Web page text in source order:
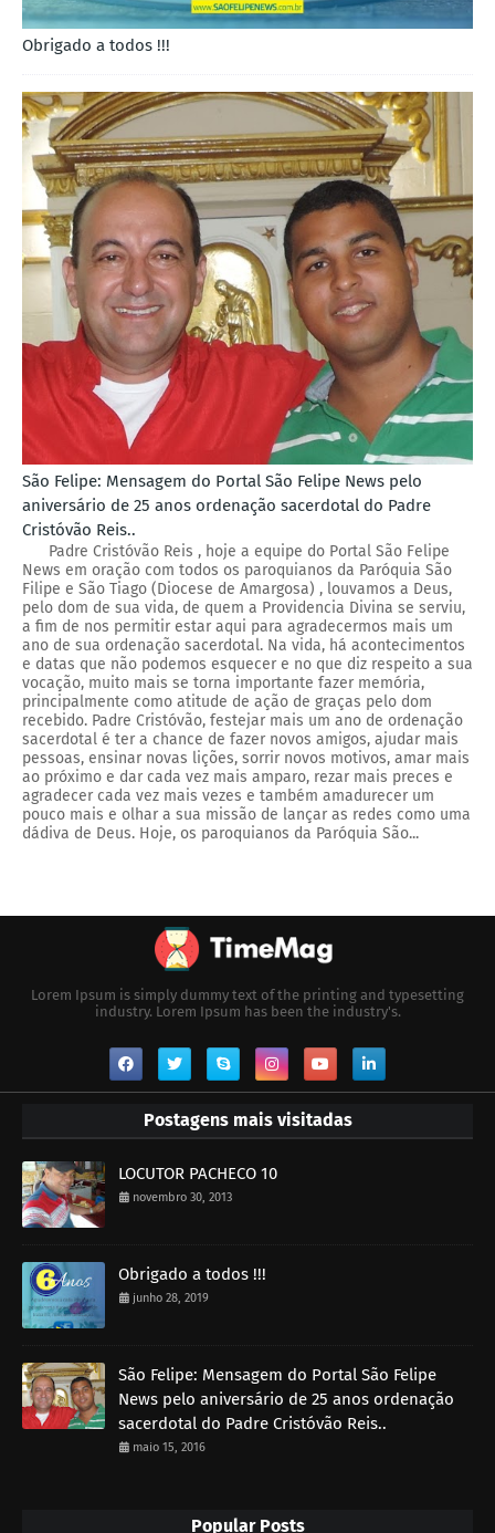
Obrigado a todos !!!
São Felipe: Mensagem do Portal São Felipe News pelo
aniversário de 25 anos ordenação sacerdotal do Padre
Cristóvão Reis..
Padre Cristóvão Reis , hoje a equipe do Portal São Felipe
News em oração com todos os paroquianos da Paróquia São
Filipe e São Tiago (Diocese de Amargosa) , louvamos a Deus,
pelo dom de sua vida, de quem a Providencia Divina se serviu,
a fim de nos permitir estar aqui para agradecermos mais um
ano de sua ordenação sacerdotal. Na vida, há acontecimentos
e datas que não podemos esquecer e no que diz respeito a sua
vocação, muito mais se torna importante fazer memória,
principalmente como atitude de ação de graças pelo dom
recebido. Padre Cristóvão, festejar mais um ano de ordenação
sacerdotal é ter a chance de fazer novos amigos, ajudar mais
pessoas, ensinar novas lições, sorrir novos motivos, amar mais
ao próximo e dar cada vez mais amparo, rezar mais preces e
agradecer cada vez mais vezes e também amadurecer um
pouco mais e olhar a sua missão de lançar as redes como uma
dádiva de Deus. Hoje, os paroquianos da Paróquia São...
Lorem Ipsum is simply dummy text of the printing and typesetting
industry. Lorem Ipsum has been the industry's.
Postagens mais visitadas
LOCUTOR PACHECO 10
novembro 30, 2013
Obrigado a todos !!!
junho 28, 2019
São Felipe: Mensagem do Portal São Felipe
News pelo aniversário de 25 anos ordenação
sacerdotal do Padre Cristóvão Reis..
maio 15, 2016
Popular Posts